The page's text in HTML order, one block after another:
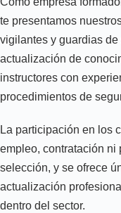
te presentamos
vigilantes y guardias
actualización de
instructores con
procedimientos de
La participación en los
empleo, contratación ni
selección, y se ofrece
actualización
dentro del sector.